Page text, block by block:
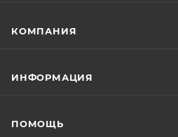
КОМПАНИЯ
ИНФОРМАЦИЯ
ПОМОЩЬ